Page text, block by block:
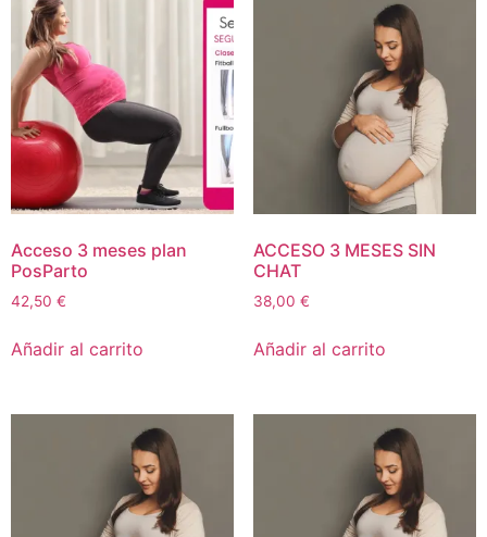
Acceso 3 meses plan
PosParto
42,50 €
Añadir al carrito
ACCESO 3 MESES SIN
CHAT
38,00 €
Añadir al carrito